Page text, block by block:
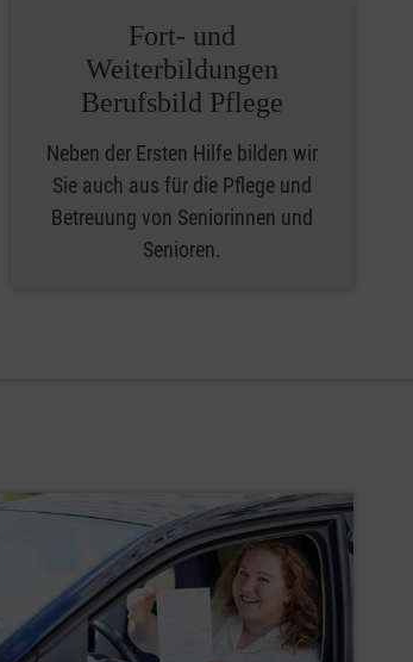
Fort- und
Weiterbildungen
Berufsbild Pflege
Neben der Ersten Hilfe bilden wir
Sie auch aus für die Pflege und
Betreuung von Seniorinnen und
Senioren.